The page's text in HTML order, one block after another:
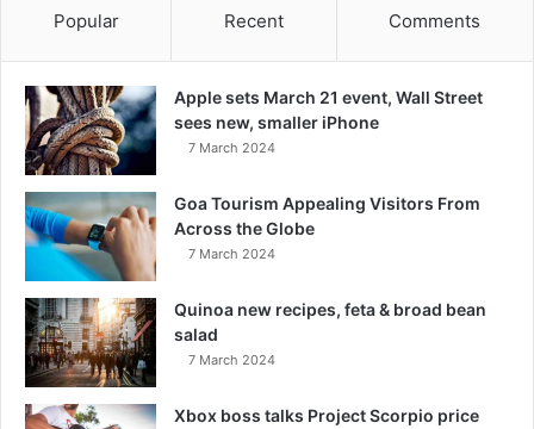
Popular Recent Comments
Apple sets March 21 event, Wall Street
sees new, smaller iPhone
7 March 2024
Goa Tourism Appealing Visitors From
Across the Globe
7 March 2024
Quinoa new recipes, feta & broad bean
salad
7 March 2024
Xbox boss talks Project Scorpio price